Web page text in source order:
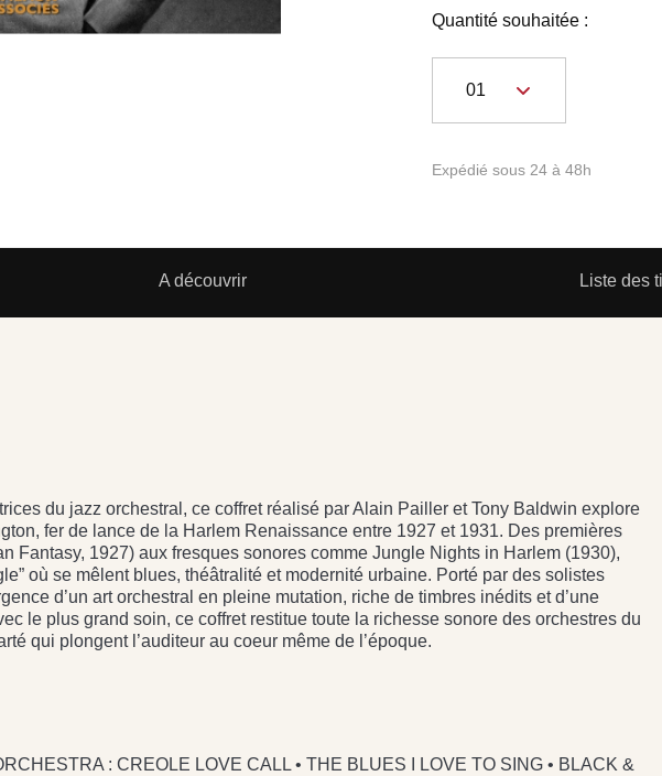
Quantité souhaitée :
Expédié sous 24 à 48h
A découvrir Liste des
du jazz orchestral, ce coffret réalisé par Alain Pailler et Tony Baldwin explore
fer de lance de la Harlem Renaissance entre 1927 et 1931. Des premières
Fantasy, 1927) aux fresques sonores comme Jungle Nights in Harlem (1930),
où se mêlent blues, théâtralité et modernité urbaine. Porté par des solistes
d’un art orchestral en pleine mutation, riche de timbres inédits et d’une
le plus grand soin, ce coffret restitue toute la richesse sonore des orchestres du
qui plongent l’auditeur au coeur même de l’époque.
: CREOLE LOVE CALL • THE BLUES I LOVE TO SING • BLACK &